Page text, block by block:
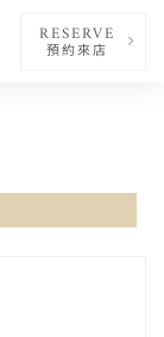
RESERVE
預約來店